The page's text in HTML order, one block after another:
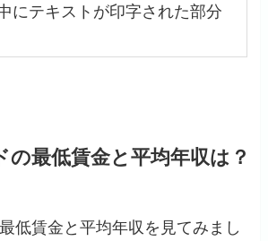
にテキストが印字された部分
の最低賃金と平均年収は？
低賃金と平均年収を見てみまし